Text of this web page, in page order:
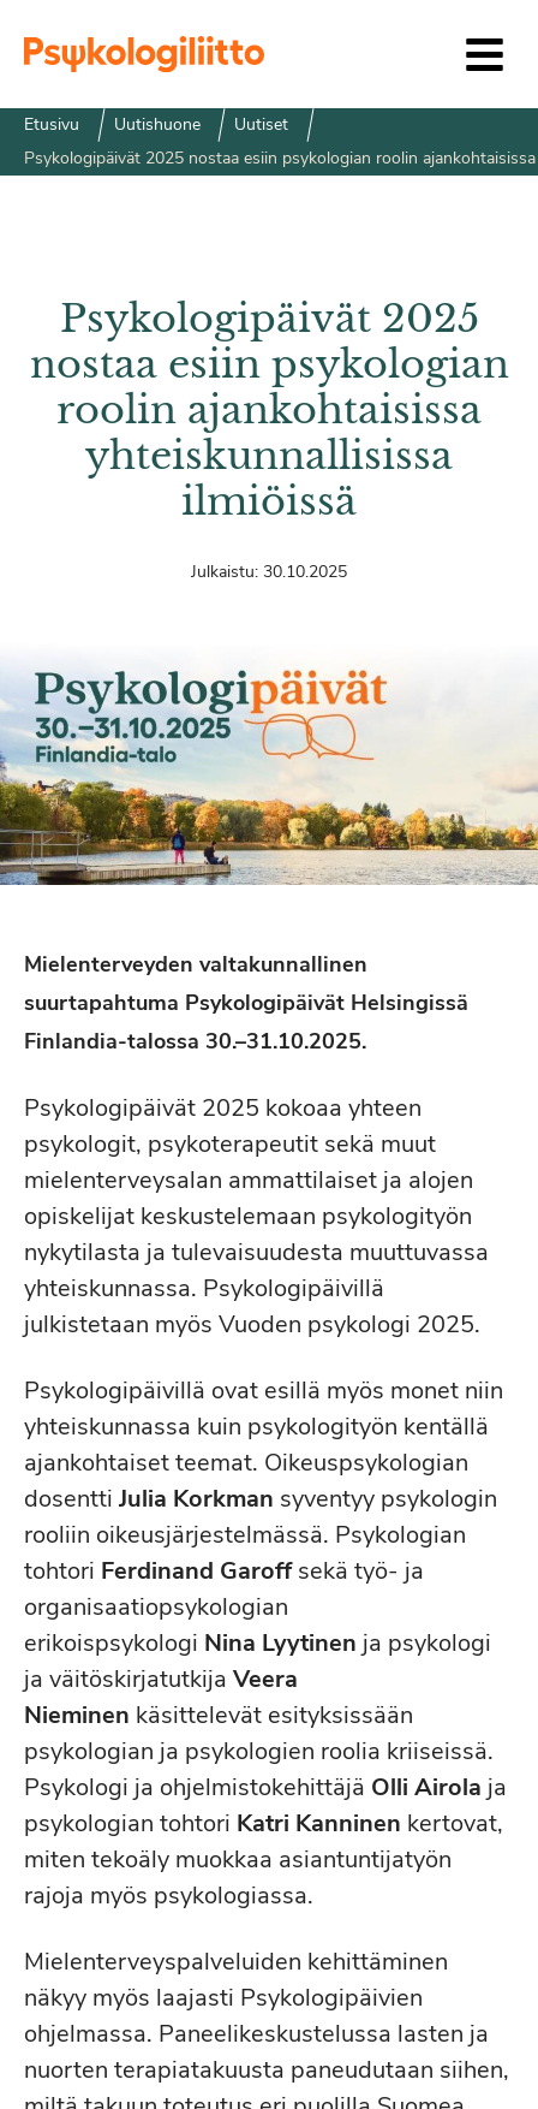
Etusivu Uutishuone
Uutiset
Psykologipäivät 2025 nostaa esiin psykologian roolin
Psykologipäivät 2025
nostaa esiin psykologian
roolin ajankohtaisissa
yhteiskunnallisissa
ilmiöissä
Julkaistu: 30.10.2025
Mielenterveyden valtakunnallinen
suurtapahtuma Psykologipäivät Helsingissä
Finlandia-talossa 30.–31.10.2025.
Psykologipäivät 2025 kokoaa yhteen
psykologit, psykoterapeutit sekä muut
mielenterveysalan ammattilaiset ja alojen
opiskelijat keskustelemaan psykologityön
nykytilasta ja tulevaisuudesta muuttuvassa
yhteiskunnassa. Psykologipäivillä
julkistetaan myös Vuoden psykologi 2025.
Psykologipäivillä ovat esillä myös monet niin
yhteiskunnassa kuin psykologityön kentällä
ajankohtaiset teemat. Oikeuspsykologian
dosentti Julia Korkman syventyy psykologin
rooliin oikeusjärjestelmässä. Psykologian
tohtori Ferdinand Garoffsekä työ- ja
organisaatiopsykologian
erikoispsykologi Nina Lyytinen ja psykologi
ja väitöskirjatutkija Veera
Nieminen käsittelevät esityksissään
psykologian ja psykologien roolia kriiseissä.
Psykologi ja ohjelmistokehittäjä Olli Airola ja
psykologian tohtori Katri Kanninen kertovat,
miten tekoäly muokkaa asiantuntijatyön
rajoja myös psykologiassa.
Mielenterveyspalveluiden kehittäminen
näkyy myös laajasti Psykologipäivien
ohjelmassa. Paneelikeskustelussa lasten ja
nuorten terapiatakuusta paneudutaan siihen,